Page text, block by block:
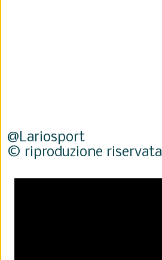
@Lariosport
© riproduzione riservata